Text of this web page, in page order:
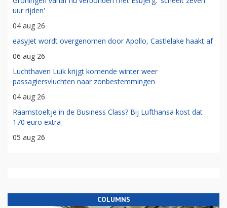
uur rijden'
04 aug 26
easyJet wordt overgenomen door Apollo, Castlelake haakt af
06 aug 26
Luchthaven Luik krijgt komende winter weer
passagiersvluchten naar zonbestemmingen
04 aug 26
Raamstoeltje in de Business Class? Bij Lufthansa kost dat
170 euro extra
05 aug 26
COLUMNS